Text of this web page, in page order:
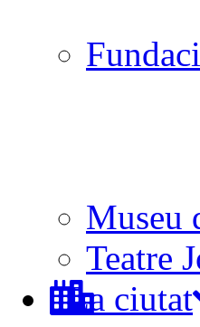
Museu
Teatre
La ciutat